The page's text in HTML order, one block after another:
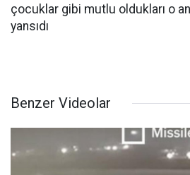
çocuklar gibi mutlu oldukları o
yansıdı
Benzer Videolar